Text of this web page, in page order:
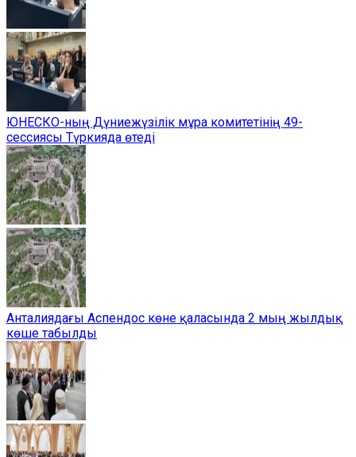
ЮНЕСКО-ның Дүниежүзілік мұра комитетінің 49-
сессиясы Түркияда өтеді
Анталиядағы Аспендос көне қаласында 2 мың жылдық
көше табылды